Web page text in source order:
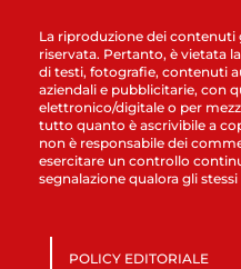
La riproduzione dei contenuti
riservata. Pertanto, è vietata
di testi, fotografie, contenuti
aziendali e pubblicitarie, con
elettronico/digitale o per
tutto quanto è ascrivibile a
non è responsabile dei
esercitare un controllo
segnalazione qualora gli
POLICY EDITORIALE